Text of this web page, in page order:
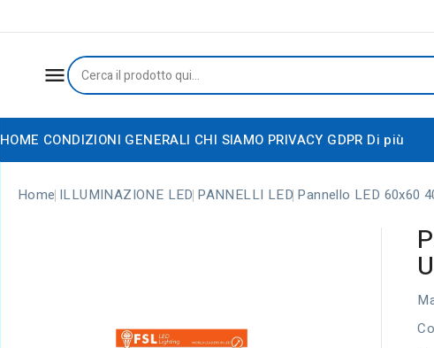

HOME CONDIZIONI GENERALI CHI SIAMO PRIVACY GDPR Di più
Home ILLUMINAZIONE LED PANNELLI LED Pannello LED 60x60